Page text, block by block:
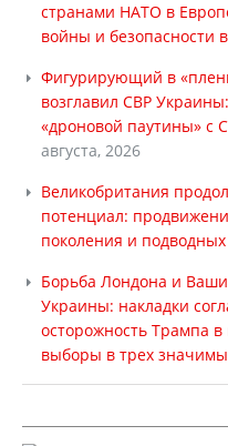
странами НАТО в
войны и безопасности
Фигурирующий в
возглавил СВР
«дроновой паутины» с
августа, 2026
Великобритания
потенциал:
поколения и
Борьба Лондона и
Украины: накладки
осторожность Трампа
выборы в трех